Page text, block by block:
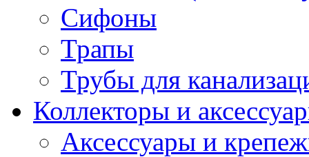
Сифоны
Трапы
Трубы для
Коллекторы и
Аксессуары и